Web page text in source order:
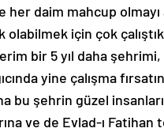
her daim mahcup
olabilmek için çok
bir 5 yıl daha
yine çalışma
bu şehrin güzel
ve de Evlad-ı